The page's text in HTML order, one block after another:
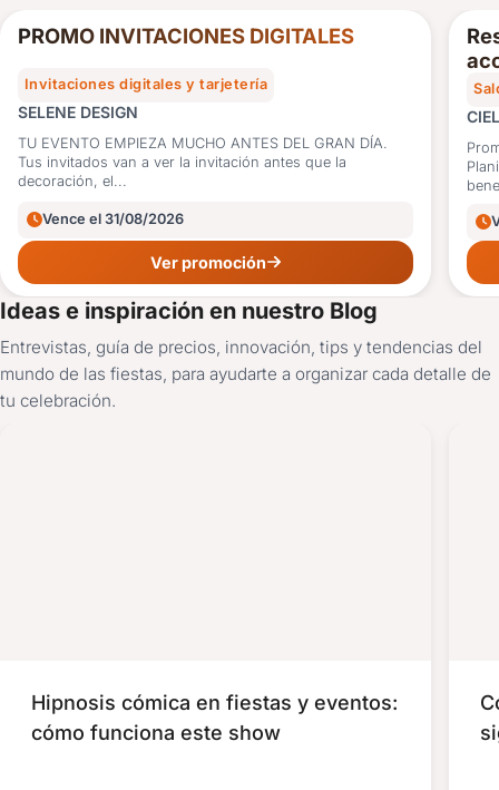
PROMO INVITACIONES DIGITALES
Invitaciones digitales y tarjetería
SELENE DESIGN
TU EVENTO EMPIEZA MUCHO ANTES DEL GRAN DÍA.
Tus invitados van a ver la invitación antes que la
decoración, el...
Vence el 31/08/2026
Ver promoción
Ideas e inspiración en nuestro Blog
Entrevistas, guía de precios, innovación, tips y tendencias del
mundo de las fiestas, para ayudarte a organizar cada detalle de
tu celebración.
Hipnosis cómica en fiestas y eventos:
cómo funciona este show